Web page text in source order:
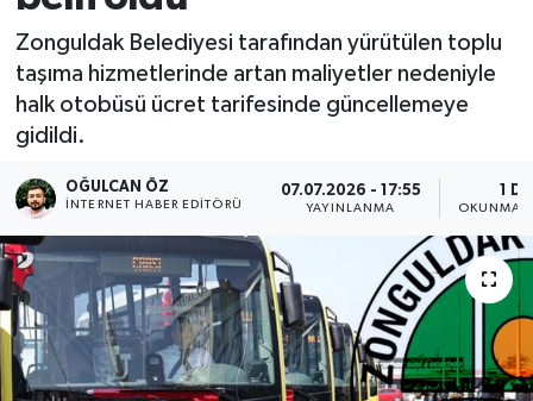
Zonguldak Belediyesi tarafından yürütülen toplu
taşıma hizmetlerinde artan maliyetler nedeniyle
halk otobüsü ücret tarifesinde güncellemeye
gidildi.
OĞULCAN ÖZ
İNTERNET HABER EDITÖRÜ
07.07.2026 - 17:55
YAYINLANMA
1 DK
OKUNMA
Asayiş
Bartın
Karabük
Devrek
ÇEVRE
BİLİM VE TEKNOLOJİ
Son Dakika Haberleri
Haber Arşivi